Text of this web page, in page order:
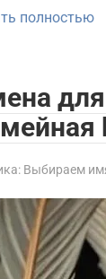
полностью
Выбираем